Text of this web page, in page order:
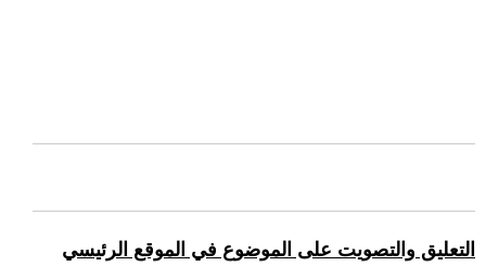
التعليق والتصويت على الموضوع في الموقع الرئيسي